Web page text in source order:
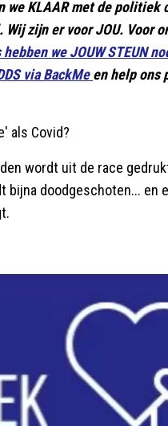
KLAAR met de politiek
zijn er voor JOU. Voor
we JOUW STEUN
via BackMeen help ons
als Covid?
wordt uit de race
bijna doodgeschoten...